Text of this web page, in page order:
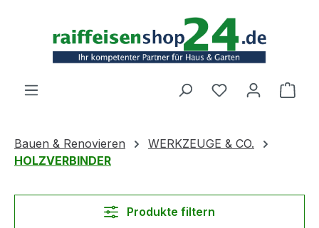
Bauen & Renovieren
WERKZEUGE & CO.
HOLZVERBINDER
Produkte filtern